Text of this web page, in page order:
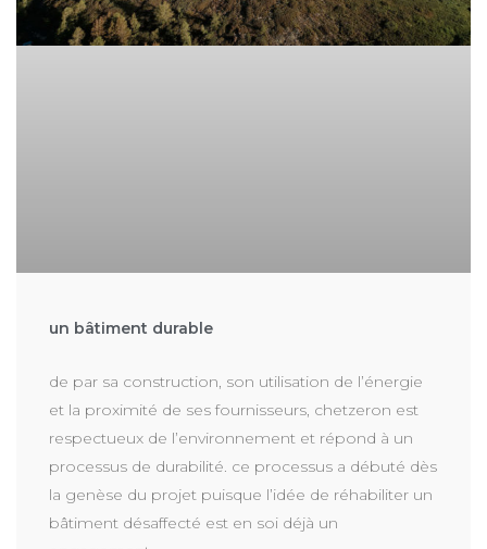
un bâtiment durable
de par sa construction, son utilisation de l’énergie
et la proximité de ses fournisseurs, chetzeron est
respectueux de l’environnement et répond à un
processus de durabilité. ce processus a débuté dès
la genèse du projet puisque l’idée de réhabiliter un
bâtiment désaffecté est en soi déjà un